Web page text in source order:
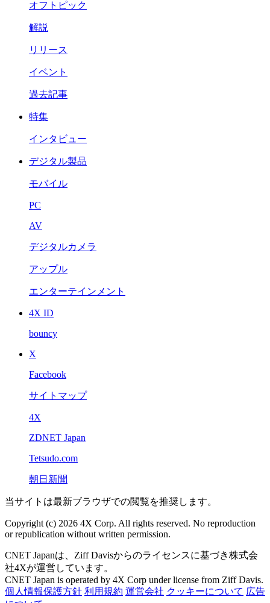
オフトピック
解説
リリース
イベント
過去記事
特集
インタビュー
デジタル製品
モバイル
PC
AV
デジタルカメラ
アップル
エンターテインメント
4X ID
bouncy
X
Facebook
サイトマップ
4X
ZDNET Japan
Tetsudo.com
朝日新聞
当サイトは最新ブラウザでの閲覧を推奨します。
Copyright (c) 2026 4X Corp. All rights reserved. No reproduction
or republication without written permission.
CNET Japanは、Ziff Davisからのライセンスに基づき株式会
社4Xが運営しています。
CNET Japan is operated by 4X Corp under license from Ziff Davis.
個人情報保護方針 利用規約 運営会社 クッキーについて 広告